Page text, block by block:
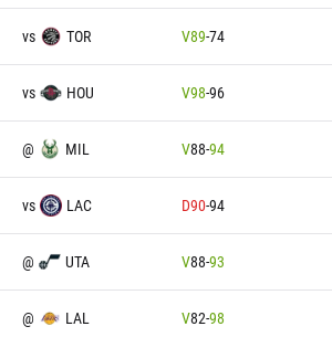
vs TOR V89-74
vs HOU V98-96
@ MIL V88-94
vs LAC D90-94
@ UTA V88-93
@ LAL V82-98